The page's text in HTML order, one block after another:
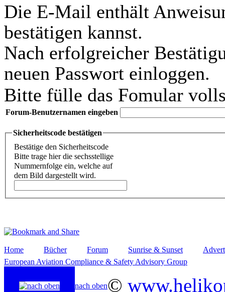
Die E-Mail enthält
bestätigen kannst.
Nach erfolgreicher
neuen Passwort einloggen.
Bitte fülle das Fomular
Forum-Benutzernamen eingeben
Sicherheitscode bestätigen
Bestätige den Sicherheitscode
Bitte trage hier die sechsstellige
Nummernfolge ein, welche auf
dem Bild dargestellt wird.
Home Bücher Forum Sunrise & Sunset
European Aviation Compliance & Safety Advisory Group
nach oben©